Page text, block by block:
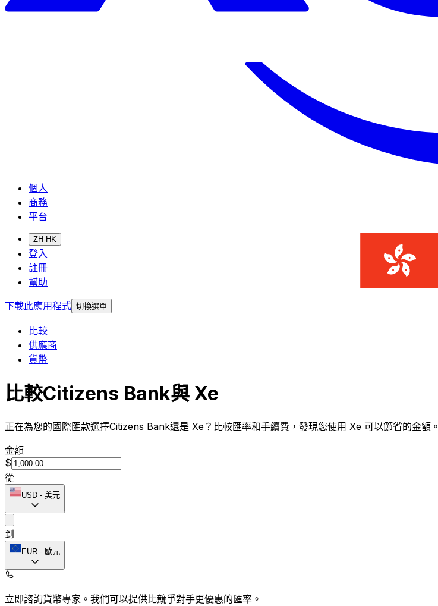
個人
商務
平台
ZH-HK
登入
註冊
幫助
下載此應用程式 切換選單
比較
供應商
貨幣
比較Citizens Bank與 Xe
正在為您的國際匯款選擇Citizens Bank還是 Xe？比較匯率和手續費，發現您使用 Xe 可以節省的金額。
金額
$
從
USD - 美元
到
EUR - 歐元
立即諮詢貨幣專家。 我們可以提供比競爭對手更優惠的匯率。